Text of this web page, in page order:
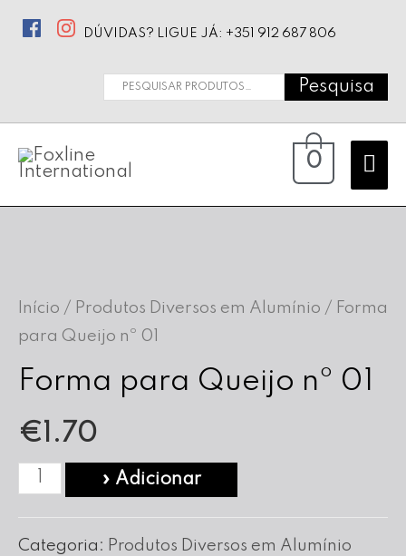
DÚVIDAS? LIGUE JÁ: +351 912 687 806
Pesquisar
Pesquisa
0
Início / Produtos Diversos em Alumínio / Forma
para Queijo nº 01
Forma para Queijo nº 01
€1.70
Quantidade
Forma
» Adicionar
Categoria: Produtos Diversos em Alumínio